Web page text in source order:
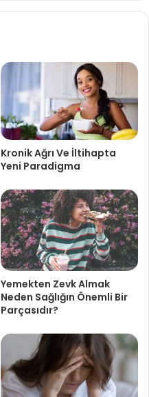
Kronik Ağrı Ve İltihapta
Yeni Paradigma
Yemekten Zevk Almak
Neden Sağlığın Önemli Bir
Parçasıdır?